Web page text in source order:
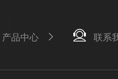
产品中心 联系